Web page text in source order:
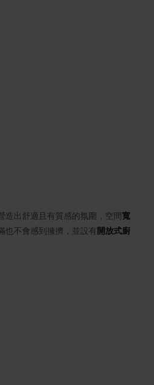
造出舒適且有質感的氛圍，空間寬
也不會感到擁擠，並設有 開放式廚